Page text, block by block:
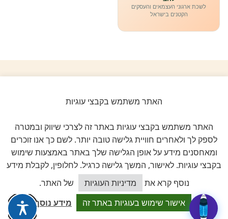
לשכת ארגוני העצמאים והעסקים
הקטנים בישראל
★★★★★על בסיס11 ביקורות מאומתות
לכל הביקורות ב-Google
D
Dalia attia
האתר משתמש בקבצי עוגיות
האתר משתמש בקבצי עוגיות באתר זה לצרכי שיווק ובמטרה
לספק לך ולאחרים חוויית גלישה טובה יותר. לשם כך אנו זוכרים
ומאחסנים מידע על אופן הגלישה שלך באתר באמצעות שימוש
בקבצי עוגיות. לאישור, המשך גלישה כרגיל. לחלופין, לקבלת מידע
נוסף קרא את
מדיניות העוגיות
של האתר.
אישור שימוש בעוגיות באתר זה
מידע נוסף
כיצד אוכל לסייע?